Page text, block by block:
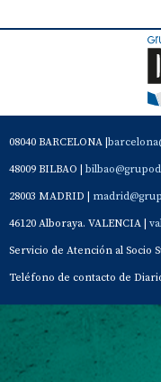
08040 BARCELONA |
48009 BILBAO |
28003 MADRID |
46120 Alboraya. VALENCIA |
Servicio de Atención al Socio
Teléfono de contacto de
Contacto Aviso Legal